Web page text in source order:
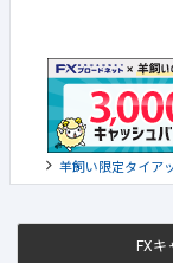
FXキ
羊飼い限定タイア